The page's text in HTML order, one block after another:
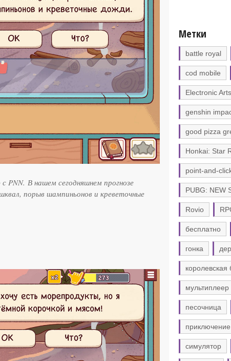
В нашем сегодняшнем прогнозе
порыв шампиньонов и креветочные
Метки
battle royal
cod mobile
Electronic Arts
genshin
good pizza
Honkai: Star
point-and-
PUBG: NEW
Rovio
бесплатно
гонка
королевская
мультиплеер
песочница
приключение
симулятор